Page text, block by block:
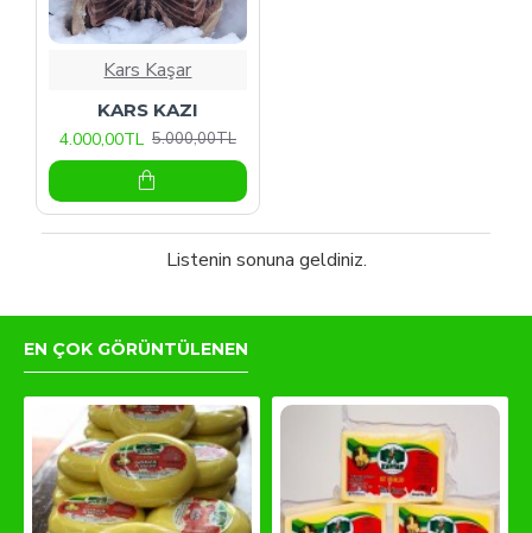
Kars Kaşar
KARS KAZI
4.000,00TL 5.000,00TL
Listenin sonuna geldiniz.
EN ÇOK GÖRÜNTÜLENEN